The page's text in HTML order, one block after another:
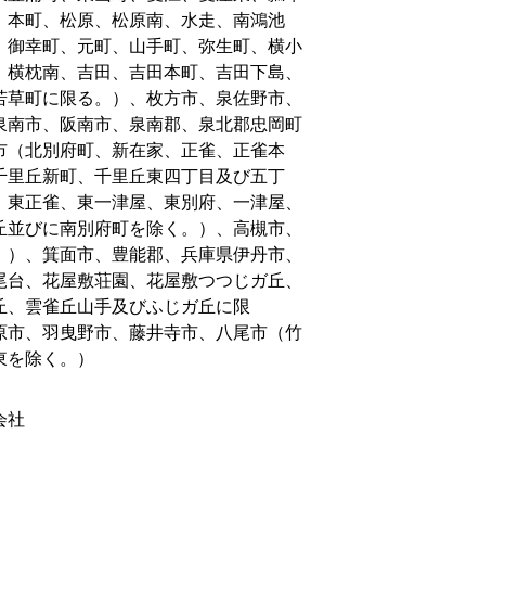
本町、松原、松原南、水走、南鴻池
御幸町、元町、山手町、弥生町、横小
枕南、吉田、吉田本町、吉田下島、
町に限る。）、枚方市、泉佐野市、
南市、阪南市、泉南郡、泉北郡忠岡町
（北別府町、新在家、正雀、正雀本
里丘新町、千里丘東四丁目及び五丁
正雀、東一津屋、東別府、一津屋、
びに南別府町を除く。）、高槻市、
、箕面市、豊能郡、兵庫県伊丹市、
、花屋敷荘園、花屋敷つつじガ丘、
、雲雀丘山手及びふじガ丘に限
市、羽曳野市、藤井寺市、八尾市（竹
除く。）
社